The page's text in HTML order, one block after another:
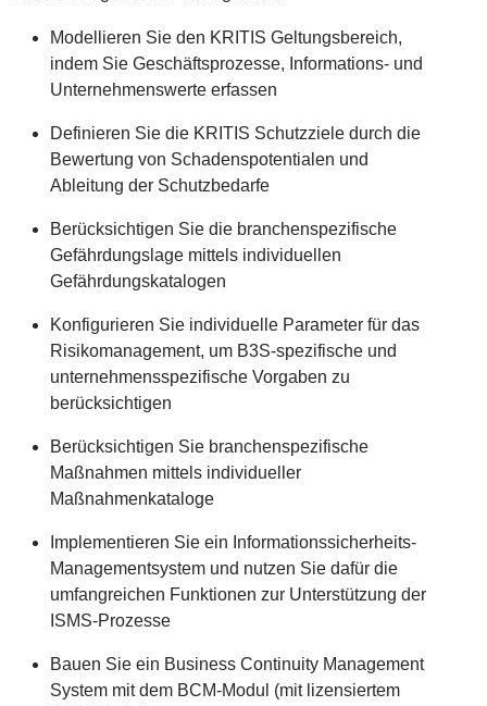
Modellieren Sie den KRITIS Geltungsbereich,
indem Sie Geschäftsprozesse, Informations- und
Unternehmenswerte erfassen
Definieren Sie die KRITIS Schutzziele durch die
Bewertung von Schadenspotentialen und
Ableitung der Schutzbedarfe
Berücksichtigen Sie die branchenspezifische
Gefährdungslage mittels individuellen
Gefährdungskatalogen
Konfigurieren Sie individuelle Parameter für das
Risikomanagement, um B3S-spezifische und
unternehmensspezifische Vorgaben zu
berücksichtigen
Berücksichtigen Sie branchenspezifische
Maßnahmen mittels individueller
Maßnahmenkataloge
Implementieren Sie ein Informationssicherheits-
Managementsystem und nutzen Sie dafür die
umfangreichen Funktionen zur Unterstützung der
ISMS-Prozesse
Bauen Sie ein Business Continuity Management
System mit dem BCM-Modul (mit lizensiertem